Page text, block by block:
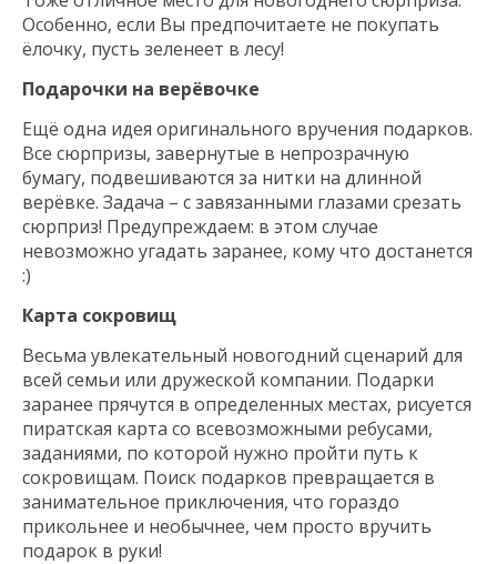
Особенно, если Вы предпочитаете не покупать
ёлочку, пусть зеленеет в лесу!
Подарочки на верёвочке
Ещё одна идея оригинального вручения подарков.
Все сюрпризы, завернутые в непрозрачную
бумагу, подвешиваются за нитки на длинной
верёвке. Задача – с завязанными глазами срезать
сюрприз! Предупреждаем: в этом случае
невозможно угадать заранее, кому что достанется
:)
Карта сокровищ
Весьма увлекательный новогодний сценарий для
всей семьи или дружеской компании. Подарки
заранее прячутся в определенных местах, рисуется
пиратская карта со всевозможными ребусами,
заданиями, по которой нужно пройти путь к
сокровищам. Поиск подарков превращается в
занимательное приключения, что гораздо
прикольнее и необычнее, чем просто вручить
подарок в руки!